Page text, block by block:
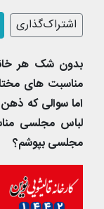
اشتراک‌گذاری
بدون شک هر
مناسبت های
اما سوالی که
لباس مجلسی
مجلسی بپوشم؟